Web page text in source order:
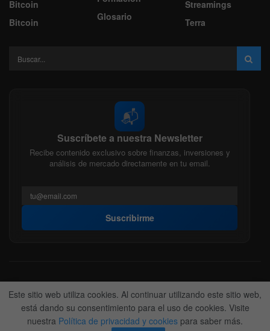
Bitcoin
Bitcoin
Glosario
Streamings
Terra
📬
Suscríbete a nuestra Newsletter
Recibe contenido exclusivo sobre finanzas, inversiones y
análisis de mercado directamente en tu email.
Suscribirme
Acerca de nosotros Politica Editorial
Nuestro Equipo
Contactanos
Anunciate
© 2022-2026BitFinanzas- Hecho porTeam DM. 😎
Este sitio web utiliza cookies. Al continuar utilizando este sitio web,
está dando su consentimiento para el uso de cookies. Visite
nuestra Política de privacidad y cookies para saber más.